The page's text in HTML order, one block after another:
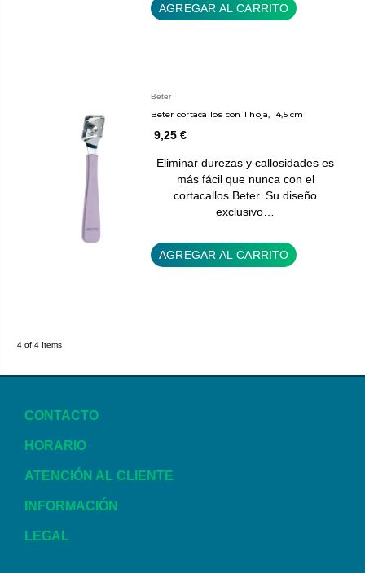
AGREGAR AL CARRITO
Beter
Beter cortacallos con 1 hoja, 14,5 cm
9,25 €
Eliminar durezas y callosidades es
más fácil que nunca con el
cortacallos Beter. Su diseño
exclusivo…
AGREGAR AL CARRITO
4 of 4 Items
CONTACTO
HORARIO
ATENCIÓN AL CLIENTE
INFORMACIÓN
LEGAL